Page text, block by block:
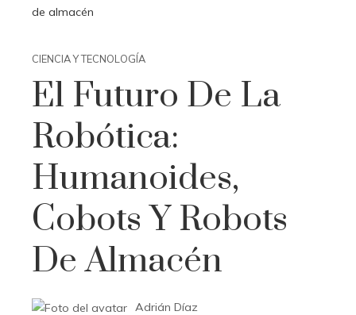
de almacén
CIENCIA Y TECNOLOGÍA
El Futuro De La
Robótica:
Humanoides,
Cobots Y Robots
De Almacén
Adrián Díaz